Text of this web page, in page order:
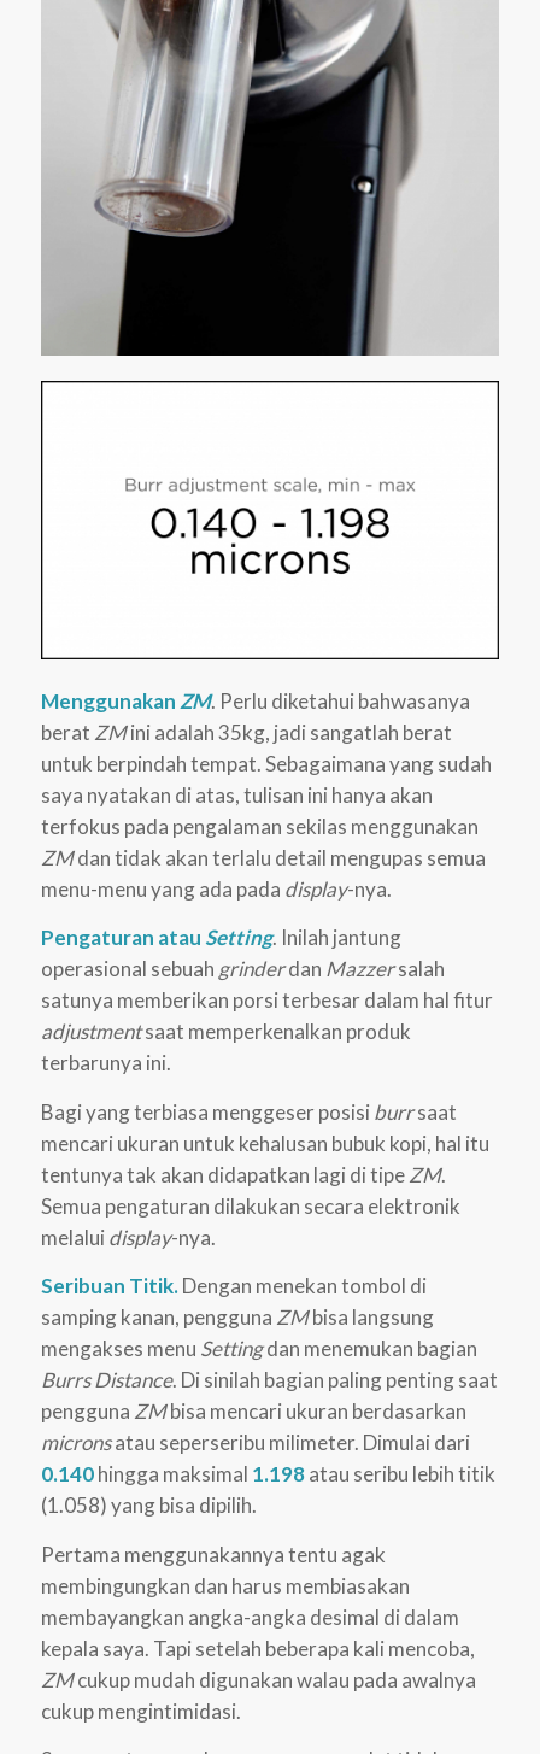
Menggunakan ZM. Perlu diketahui bahwasanya
berat ZMini adalah 35kg, jadi sangatlah berat
untuk berpindah tempat. Sebagaimana yang sudah
saya nyatakan di atas, tulisan ini hanya akan
terfokus pada pengalaman sekilas menggunakan
ZMdan tidak akan terlalu detail mengupas semua
menu-menu yang ada pada display-nya.
Pengaturan atauSetting. Inilah jantung
operasional sebuah grinderdan Mazzersalah
satunya memberikan porsi terbesar dalam hal fitur
adjustmentsaat memperkenalkan produk
terbarunya ini.
Bagi yang terbiasa menggeser posisi burrsaat
mencari ukuran untuk kehalusan bubuk kopi, hal itu
tentunya tak akan didapatkan lagi di tipeZM.
Semua pengaturan dilakukan secara elektronik
melalui display-nya.
Seribuan Titik.Dengan menekan tombol di
samping kanan, pengguna ZMbisa langsung
mengakses menu Settingdan menemukan bagian
Burrs Distance. Di sinilah bagian paling penting saat
pengguna ZMbisa mencari ukuran berdasarkan
micronsatau seperseribu milimeter. Dimulai dari
0.140hingga maksimal 1.198atau seribu lebih titik
(1.058) yang bisa dipilih.
Pertama menggunakannya tentu agak
membingungkan dan harus membiasakan
membayangkan angka-angka desimal di dalam
kepala saya. Tapi setelah beberapa kali mencoba,
ZMcukup mudah digunakan walau pada awalnya
cukup mengintimidasi.